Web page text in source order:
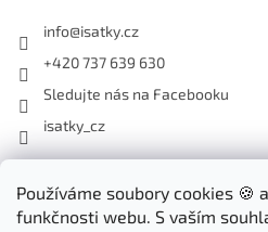
Používáme soubory cookies 🍪
funkčnosti webu. S vaším
info@isatky.cz
+420 737 639 630
Sledujte nás na Facebooku
isatky_cz
Odebírat newsletter